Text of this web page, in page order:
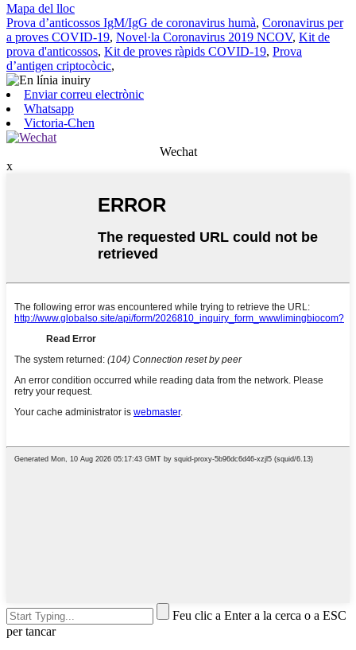
Mapa del lloc
Prova d’anticossos IgM/IgG de coronavirus humà, Coronavirus per
a proves COVID-19, Novel·la Coronavirus 2019 NCOV, Kit de
prova d'anticossos, Kit de proves ràpids COVID-19, Prova
d’antigen criptocòcic,
Enviar correu electrònic
Whatsapp
Victoria-Chen
Wechat
x
Feu clic a Enter a la cerca o a ESC
per tancar